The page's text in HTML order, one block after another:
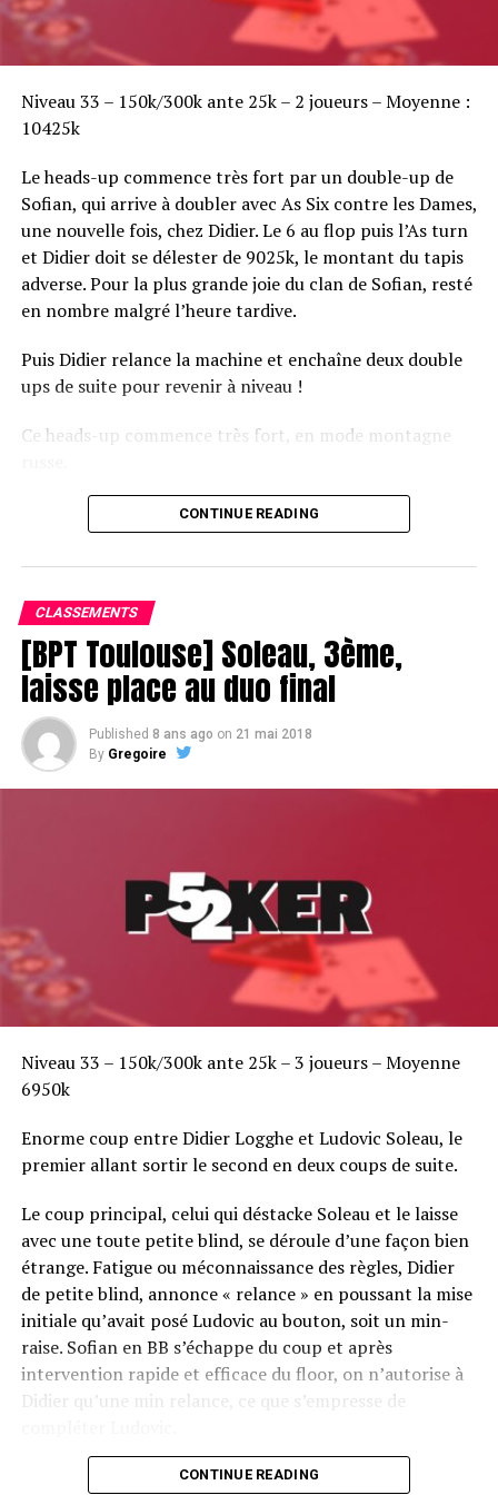
Niveau 33 – 150k/300k ante 25k – 2 joueurs – Moyenne :
10425k
Le heads-up commence très fort par un double-up de
Sofian, qui arrive à doubler avec As Six contre les Dames,
une nouvelle fois, chez Didier. Le 6 au flop puis l’As turn
et Didier doit se délester de 9025k, le montant du tapis
adverse. Pour la plus grande joie du clan de Sofian, resté
en nombre malgré l’heure tardive.
Puis Didier relance la machine et enchaîne deux double
ups de suite pour revenir à niveau !
Ce heads-up commence très fort, en mode montagne
Le champagne va réchauffer si les deux finalistes ne se décident pas !
CONTINUE READING
CLASSEMENTS
[BPT Toulouse] Soleau, 3ème,
laisse place au duo final
Published 8 ans ago on 21 mai 2018
By Gregoire
Niveau 33 – 150k/300k ante 25k – 3 joueurs – Moyenne
6950k
Enorme coup entre Didier Logghe et Ludovic Soleau, le
premier allant sortir le second en deux coups de suite.
Le coup principal, celui qui déstacke Soleau et le laisse
avec une toute petite blind, se déroule d’une façon bien
étrange. Fatigue ou méconnaissance des règles, Didier
de petite blind, annonce « relance » en poussant la mise
initiale qu’avait posé Ludovic au bouton, soit un min-
raise. Sofian en BB s’échappe du coup et après
intervention rapide et efficace du floor, on n’autorise à
Didier qu’une min relance, ce que s’empresse de
Flop QJ4. All-in de Ludovic et insta call de Logghe, avec
CONTINUE READING